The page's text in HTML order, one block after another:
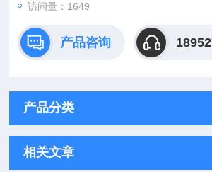
访问量：1649
产品咨询
产品分类
相关文章